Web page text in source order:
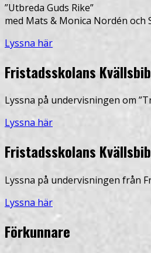
”Utbreda Guds Rike”
med Mats & Monica Nordén och
Lyssna här
Fristadsskolans
Lyssna på undervisningen om
Lyssna här
Fristadsskolans
Lyssna på undervisningen från
Lyssna här
Förkunnare